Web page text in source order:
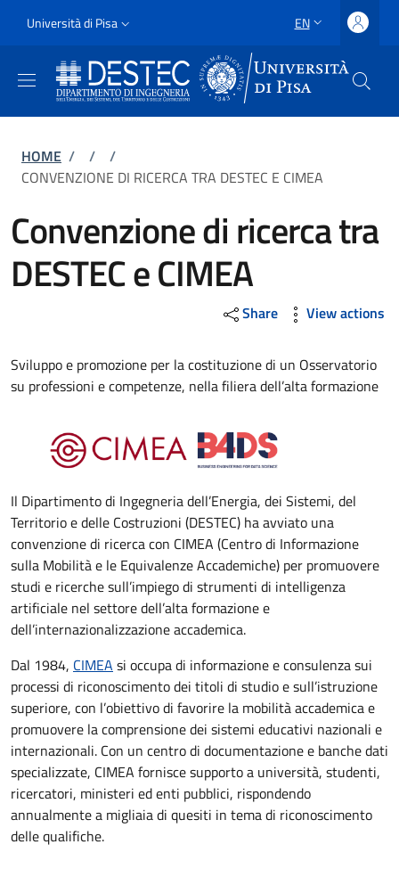
Slim
Università di Pisa LANGUAGE
EN
Breadcrumb
HOME / /
/
CONVENZIONE DI RICERCA TRA DESTEC E CIMEA
Convenzione di ricerca tra
DESTEC e CIMEA
Share View actions
Sviluppo e promozione per la costituzione di un Osservatorio
su professioni e competenze, nella filiera dell’alta formazione
Il Dipartimento di Ingegneria dell’Energia, dei Sistemi, del
Territorio e delle Costruzioni (DESTEC) ha avviato una
convenzione di ricerca con CIMEA (Centro di Informazione
sulla Mobilità e le Equivalenze Accademiche) per promuovere
studi e ricerche sull’impiego di strumenti di intelligenza
artificiale nel settore dell’alta formazione e
dell’internazionalizzazione accademica.
Dal 1984, CIMEA si occupa di informazione e consulenza sui
processi di riconoscimento dei titoli di studio e sull’istruzione
superiore, con l’obiettivo di favorire la mobilità accademica e
promuovere la comprensione dei sistemi educativi nazionali e
internazionali. Con un centro di documentazione e banche dati
specializzate, CIMEA fornisce supporto a università, studenti,
ricercatori, ministeri ed enti pubblici, rispondendo
annualmente a migliaia di quesiti in tema di riconoscimento
delle qualifiche.